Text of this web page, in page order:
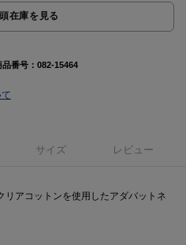
在庫を見る
番号： 082-15464
サイズ レビュー
リアコットンを使用したアダバットネ